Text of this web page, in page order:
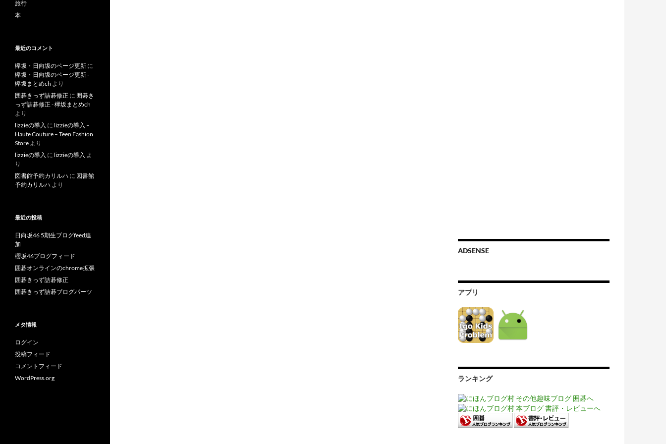
ADSENSE
アプリ
ランキング
旅行
本
最近のコメント
欅坂・日向坂のページ更新 に
欅坂・日向坂のページ更新 -
欅坂まとめch より
囲碁きっず詰碁修正 に 囲碁き
っず詰碁修正 - 欅坂まとめch
より
lizzieの導入 に lizzieの導入 –
Haute Couture – Teen Fashion
Store より
lizzieの導入 に lizzieの導入 よ
り
図書館予約カリルハ に 図書館
予約カリルハ より
最近の投稿
日向坂46 5期生ブログfeed追
加
櫻坂46ブログフィード
囲碁オンラインのchrome拡張
囲碁きっず詰碁修正
囲碁きっず詰碁ブログパーツ
メタ情報
ログイン
投稿フィード
コメントフィード
WordPress.org